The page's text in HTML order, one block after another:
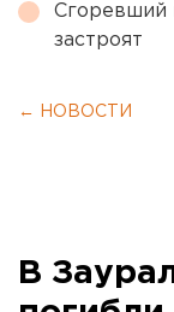
Сгоревший
застроят
← НОВОСТИ
В